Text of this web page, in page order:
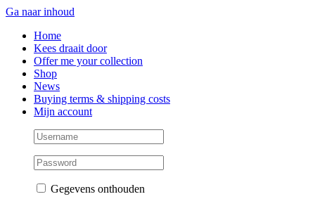
Ga naar inhoud
Home
Kees draait door
Offer me your collection
Shop
News
Buying terms & shipping costs
Mijn account
Gegevens onthouden